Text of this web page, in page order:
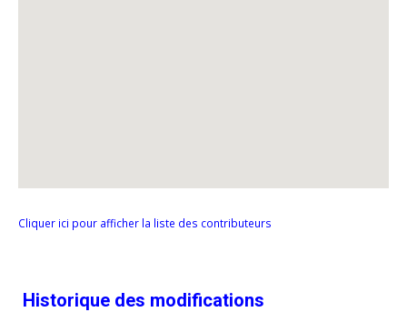
Cliquer ici pour afficher la liste des contributeurs
Historique des modifications